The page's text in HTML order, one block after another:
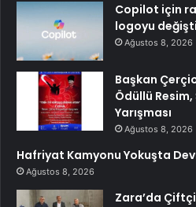
Copilot için
logoyu
Ağustos 8, 2026
Başkan
Ödüllü
Yarışması
Ağustos 8, 2026
Hafriyat Kamyonu Yokuşta
Ağustos 8, 2026
Zara’da